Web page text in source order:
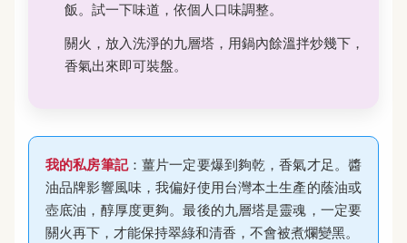
飯。試一下味道，依個人口味調整。
關火，放入洗淨的九層塔，用鍋內餘溫拌炒幾下，
香氣出來即可裝盤。
我的私房筆記：薑片一定要爆到夠乾，香氣才足。醬
油品牌影響風味，我偏好使用台灣本土生產的蔭油或
壺底油，醇厚度更夠。最後的九層塔是靈魂，一定要
關火再下，才能保持翠綠和清香，不會被煮爛變黑。